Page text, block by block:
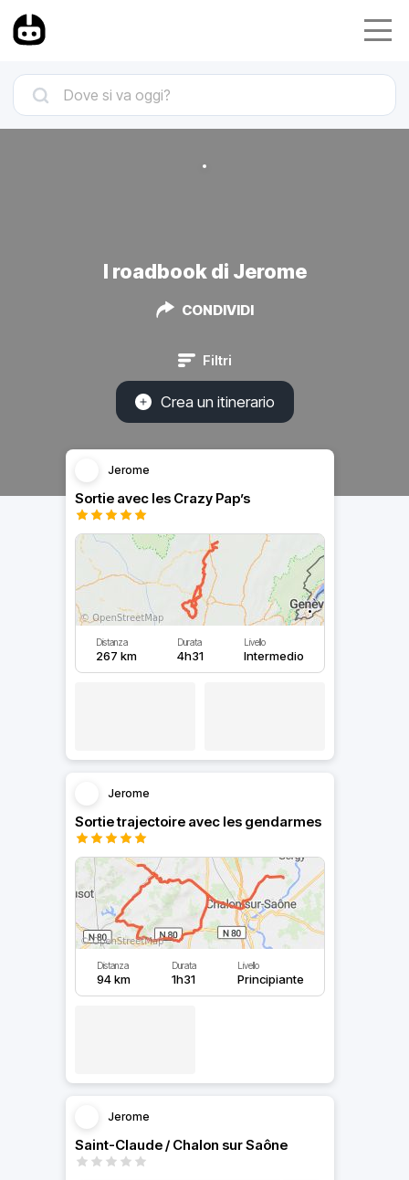
I roadbook di Jerome
CONDIVIDI
Filtri
Crea un itinerario
Jerome
Sortie avec les Crazy Pap’s
Distanza
267 km
Durata
4h31
Livello
Intermedio
Jerome
Sortie trajectoire avec les gendarmes
Distanza
94 km
Durata
1h31
Livello
Principiante
Jerome
Saint-Claude / Chalon sur Saône